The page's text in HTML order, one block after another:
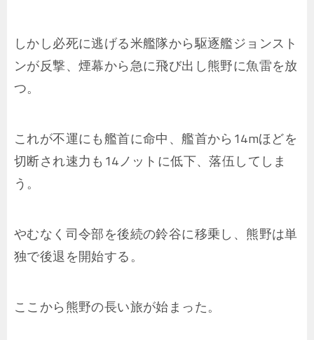
しかし必死に逃げる米艦隊から駆逐艦ジョンスト
ンが反撃、煙幕から急に飛び出し熊野に魚雷を放
つ。
これが不運にも艦首に命中、艦首から14mほどを
切断され速力も14ノットに低下、落伍してしま
う。
やむなく司令部を後続の鈴谷に移乗し、熊野は単
独で後退を開始する。
ここから熊野の長い旅が始まった。